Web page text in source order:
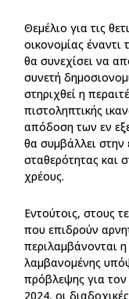
Θεμέλιο για τις
οικονομίας έναντι
θα συνεχίσει να
συνετή
στηριχθεί η
πιστοληπτικής
απόδοση των εν
θα συμβάλλει στην
σταθερότητας και
χρέους.
Εντούτοις, στους
που επιδρούν
περιλαμβάνονται η
λαμβανομένης
πρόβλεψης για
2024, οι